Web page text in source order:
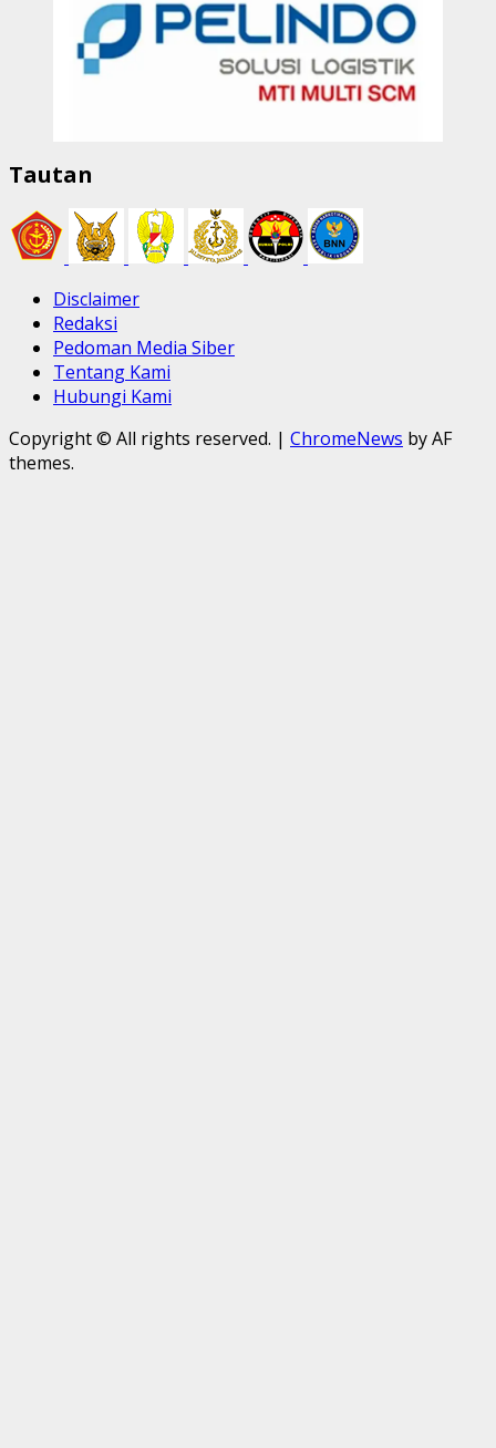
Tautan
Disclaimer
Redaksi
Pedoman Media Siber
Tentang Kami
Hubungi Kami
Copyright © All rights reserved. | ChromeNews by AF
themes.